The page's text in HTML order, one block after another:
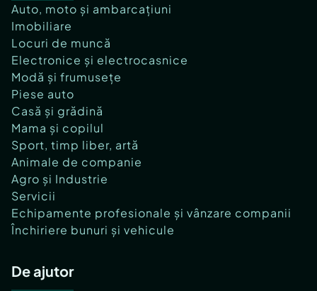
Auto, moto și ambarcațiuni
Imobiliare
Locuri de muncă
Electronice și electrocasnice
Modă și frumusețe
Piese auto
Casă și grădină
Mama și copilul
Sport, timp liber, artă
Animale de companie
Agro și Industrie
Servicii
Echipamente profesionale și vânzare companii
Închiriere bunuri și vehicule
De ajutor